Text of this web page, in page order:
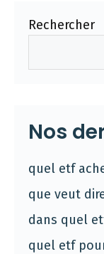
Rechercher
Nos
quel etf
que veut
dans quel
quel etf